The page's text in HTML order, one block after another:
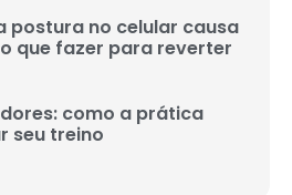
postura no celular causa
que fazer para reverter
como a prática
seu treino